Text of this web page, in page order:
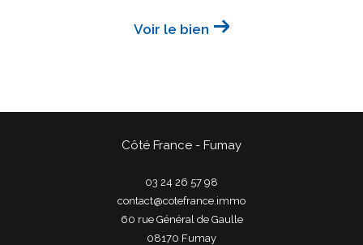
Voir le bien
Côté France - Fumay
03 24 26 57 98
contact@cotefrance.immo
60 rue Général de Gaulle
08170
fumay